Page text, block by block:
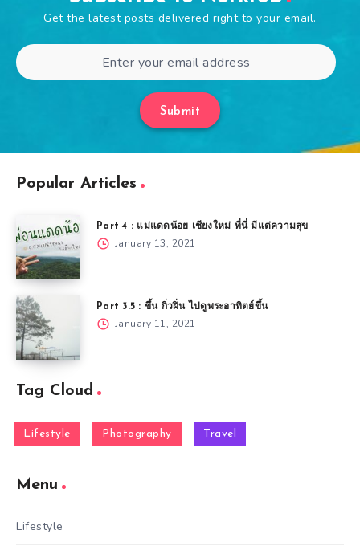
Get the latest posts delivered right to your email.
Submit
Popular Articles
Part 4 : แม่แดดน้อย เชียงใหม่ ที่นี่ มีแต่ความสุข
January 13, 2021
Part 3.5 : ขึ้น กิ่วฝิ่น ไปดูพระอาทิตย์ขึ้น
January 11, 2021
Tag Cloud
Lifestyle Photography Travel
Menu
Lifestyle